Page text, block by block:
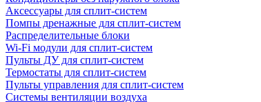
Аксессуары для сплит-систем
Помпы дренажные для сплит-систем
Распределительные блоки
Wi-Fi модули для сплит-систем
Пульты ДУ для сплит-систем
Термостаты для сплит-систем
Пульты управления для сплит-систем
Системы вентиляции воздуха